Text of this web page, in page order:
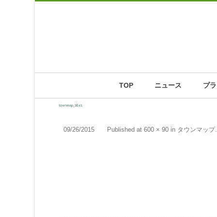
TOP ニュース プ
townmap_title1
Published
09/26/2015 at 600 × 90 in タウンマップ.